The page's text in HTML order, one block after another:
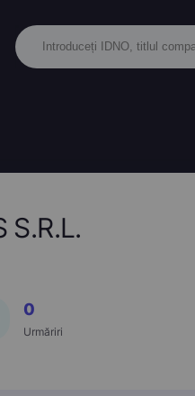
0
Urmăriri